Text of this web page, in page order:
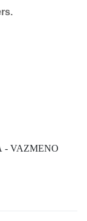
- VAZMENO